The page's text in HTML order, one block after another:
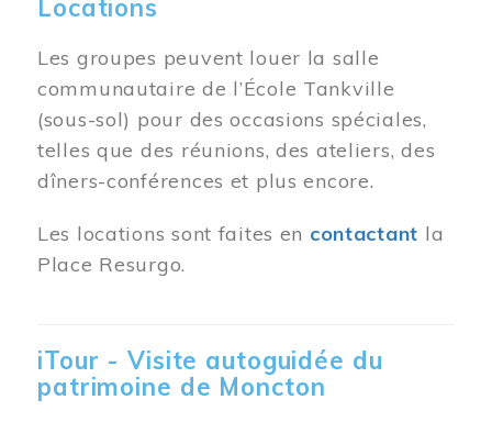
Locations
Les groupes peuvent louer la salle
communautaire de l’École Tankville
(sous-sol) pour des occasions spéciales,
telles que des réunions, des ateliers, des
dîners-conférences et plus encore.
Les locations sont faites en contactant la
Place Resurgo.
iTour - Visite autoguidée du
patrimoine de Moncton